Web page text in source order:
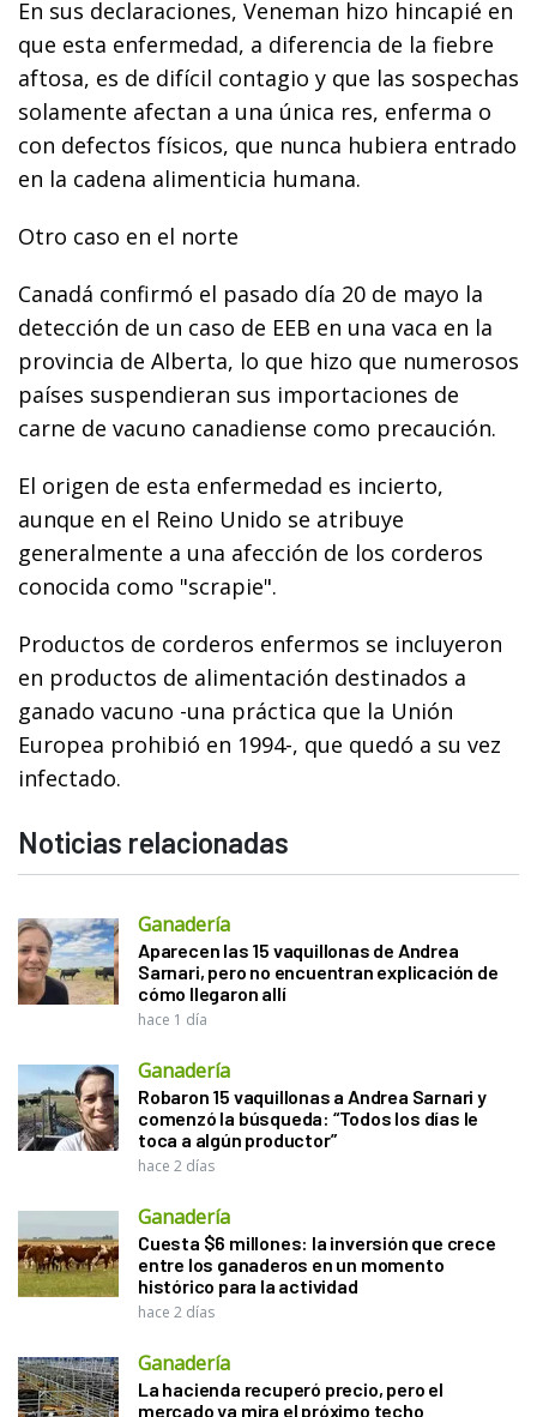
En sus declaraciones, Veneman hizo hincapié en
que esta enfermedad, a diferencia de la fiebre
aftosa, es de difícil contagio y que las sospechas
solamente afectan a una única res, enferma o
con defectos físicos, que nunca hubiera entrado
en la cadena alimenticia humana.
Otro caso en el norte
Canadá confirmó el pasado día 20 de mayo la
detección de un caso de EEB en una vaca en la
provincia de Alberta, lo que hizo que numerosos
países suspendieran sus importaciones de
carne de vacuno canadiense como precaución.
El origen de esta enfermedad es incierto,
aunque en el Reino Unido se atribuye
generalmente a una afección de los corderos
conocida como "scrapie".
Productos de corderos enfermos se incluyeron
en productos de alimentación destinados a
ganado vacuno -una práctica que la Unión
Europea prohibió en 1994-, que quedó a su vez
infectado.
Noticias relacionadas
Ganadería
Aparecen las 15 vaquillonas de Andrea
Sarnari, pero no encuentran explicación de
cómo llegaron allí
hace 1 día
Ganadería
Robaron 15 vaquillonas a Andrea Sarnari y
comenzó la búsqueda: “Todos los días le
toca a algún productor”
hace 2 días
Ganadería
Cuesta $6 millones: la inversión que crece
entre los ganaderos en un momento
histórico para la actividad
hace 2 días
Ganadería
La hacienda recuperó precio, pero el
mercado ya mira el próximo techo